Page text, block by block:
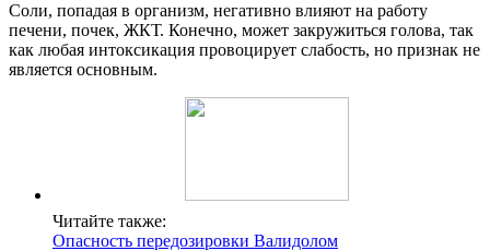
Соли, попадая в организм, негативно влияют на работу
печени, почек, ЖКТ. Конечно, может закружиться голова, так
как любая интоксикация провоцирует слабость, но признак не
является основным.
Читайте также:
Опасность передозировки Валидолом